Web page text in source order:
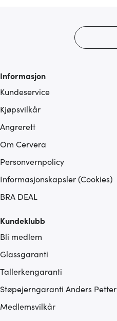
Informasjon
Kundeservice
Kjøpsvilkår
Angrerett
Om Cervera
Personvernpolicy
Informasjonskapsler (Cookies)
BRA DEAL
Kundeklubb
Bli medlem
Glassgaranti
Tallerkengaranti
Støpejerngaranti Anders Petter
Medlemsvilkår